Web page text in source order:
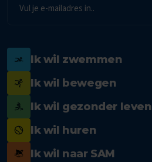
mailadres
Ik wil zwemmen
Ik wil bewegen
Ik wil gezonder leven
Ik wil huren
Ik wil naar SAM